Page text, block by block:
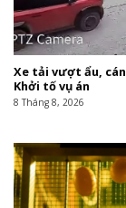
Xe tải vượt ẩu,
Khởi tố vụ án
8 Tháng 8, 2026